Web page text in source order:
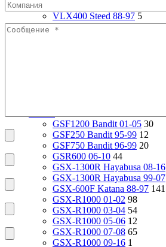
VLX400 Steed 88-97 5
VRX400 95-96 17
GSF1200 Bandit 01-05 30
GSF250 Bandit 95-99 12
GSF750 Bandit 96-99 20
GSR600 06-10 44
GSX-1300R Hayabusa 08-16
GSX-1300R Hayabusa 99-07
GSX-600F Katana 88-97 141
GSX-R1000 01-02 98
GSX-R1000 03-04 54
GSX-R1000 05-06 12
GSX-R1000 07-08 65
GSX-R1000 09-16 1